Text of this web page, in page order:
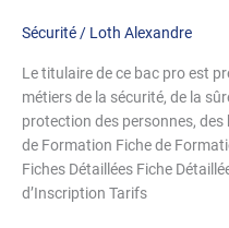
Sécurité / Loth Alexandre
Le titulaire de ce bac pro est
métiers de la sécurité, de la
protection des personnes, des
de Formation Fiche de
Fiches Détaillées Fiche
d’Inscription Tarifs
de
la
Sécurité